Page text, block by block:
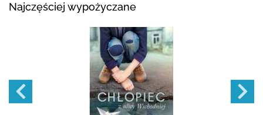
Najczęściej wypożyczane